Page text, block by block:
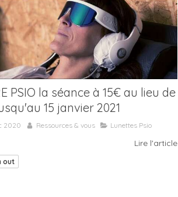
PSIO la séance à 15€ au lieu de
15 janvier 2021
2020 Ressources & vous Lunettes Psio
Lire l'article
out